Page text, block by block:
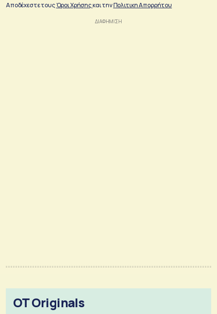
Αποδέχεστε τουςΌροι Χρήσηςκαι τηνΠολιτικη Απορρήτου
OT Originals